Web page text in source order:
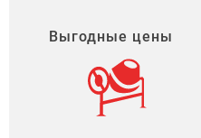
Выгодные цены